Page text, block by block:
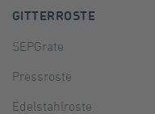
GITTERROSTE
SEPGrate
Pressroste
Edelstahlroste